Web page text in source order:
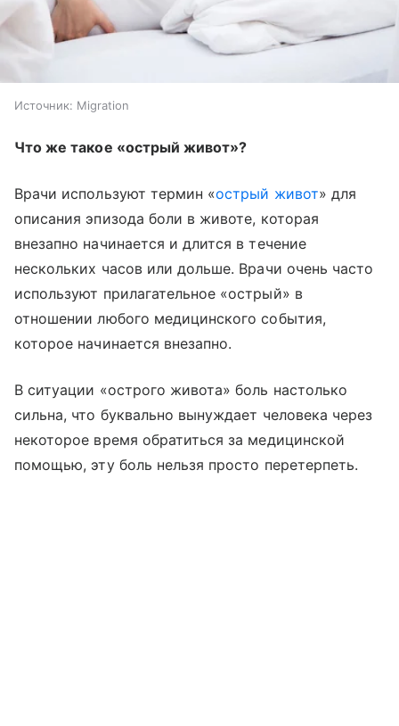
Источник: Migration
Что же такое «острый живот»?
Врачи используют термин «острый живот» для
описания эпизода боли в животе, которая
внезапно начинается и длится в течение
нескольких часов или дольше. Врачи очень часто
используют прилагательное «острый» в
отношении любого медицинского события,
которое начинается внезапно.
В ситуации «острого живота» боль настолько
сильна, что буквально вынуждает человека через
некоторое время обратиться за медицинской
помощью, эту боль нельзя просто перетерпеть.